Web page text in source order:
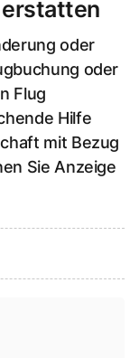
oder
oder
Flug
Hilfe
mit Bezug
Sie Anzeige